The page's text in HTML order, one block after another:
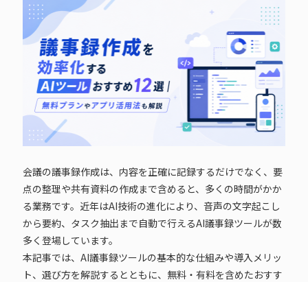
e
会議の議事録作成は、内容を正確に記録するだけでなく、要
点の整理や共有資料の作成まで含めると、多くの時間がかか
る業務です。近年はAI技術の進化により、音声の文字起こし
から要約、タスク抽出まで自動で行えるAI議事録ツールが数
多く登場しています。
本記事では、AI議事録ツールの基本的な仕組みや導入メリッ
ト、選び方を解説するとともに、無料・有料を含めたおすす